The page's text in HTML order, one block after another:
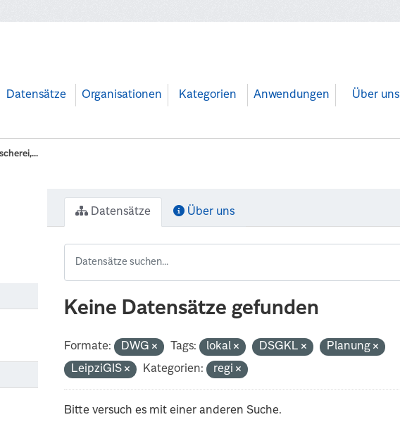
Datensätze Organisationen Kategorien Anwendungen Über uns
Datensätze Über uns
Keine Datensätze gefunden
Formate: DWG Tags: lokal DSGKL
Planung
LeipziGIS
Kategorien: regi
Bitte versuch es mit einer anderen Suche.